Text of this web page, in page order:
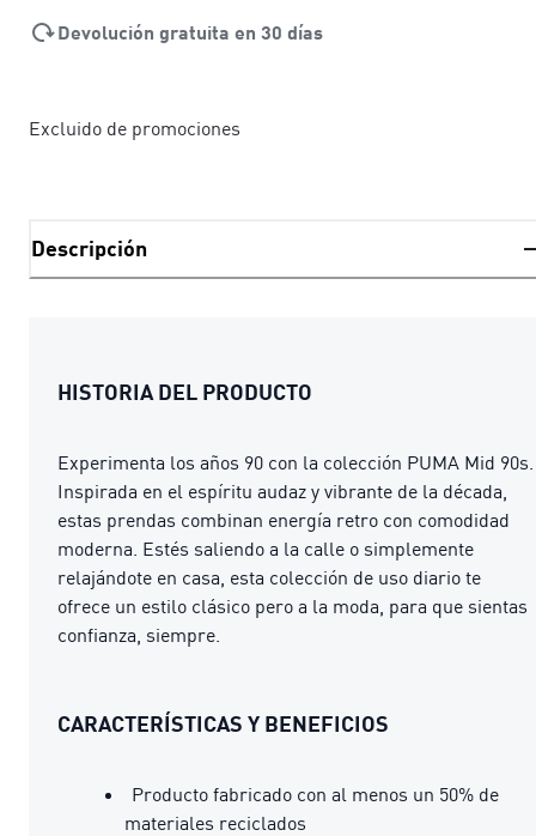
Devolución gratuita en 30 días
Excluido de promociones
Descripción
HISTORIA DEL PRODUCTO
Experimenta los años 90 con la colección PUMA Mid 90s.
Inspirada en el espíritu audaz y vibrante de la década,
estas prendas combinan energía retro con comodidad
moderna. Estés saliendo a la calle o simplemente
relajándote en casa, esta colección de uso diario te
ofrece un estilo clásico pero a la moda, para que sientas
confianza, siempre.
CARACTERÍSTICAS Y BENEFICIOS
Producto fabricado con al menos un 50% de
materiales reciclados